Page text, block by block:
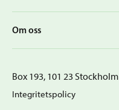
Om oss
Box 193, 101 23 Stockholm
Integritetspolicy